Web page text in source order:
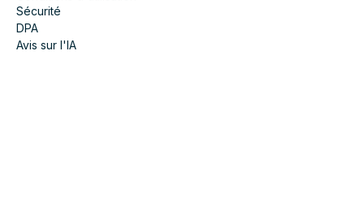
Sécurité
DPA
Avis sur l'IA